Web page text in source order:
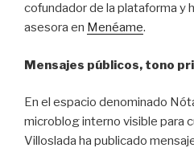
cofundador de la plataforma y
asesora en Menéame.
Mensajes públicos, tono
En el espacio denominado
microblog interno visible para
Villoslada ha publicado